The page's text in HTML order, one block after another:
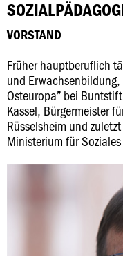
VORSTAND
Früher hauptberuflich
und
Osteuropa” bei
Kassel, Bürgermeister
Rüsselsheim und
Ministerium für